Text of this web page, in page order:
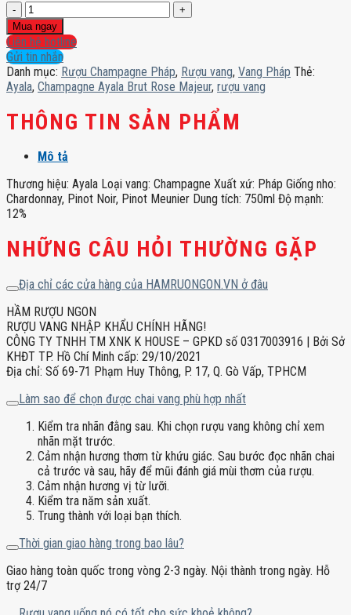
Champagne
Ayala
Brut
Rose
Majeur
số
lượng
Mua ngay
Liên hệ hotline
Gửi tin nhắn
Danh mục: Rượu Champagne Pháp, Rượu vang, Vang Pháp Thẻ:
Ayala, Champagne Ayala Brut Rose Majeur, rượu vang
THÔNG TIN SẢN PHẨM
Mô tả
Thương hiệu: Ayala Loại vang: Champagne Xuất xứ: Pháp Giống nho:
Chardonnay, Pinot Noir, Pinot Meunier Dung tích: 750ml Độ mạnh:
12%
NHỮNG CÂU HỎI THƯỜNG GẶP
Địa chỉ các cửa hàng của HAMRUONGON.VN ở đâu
HẦM RƯỢU NGON
RƯỢU VANG NHẬP KHẨU CHÍNH HÃNG!
CÔNG TY TNHH TM XNK K HOUSE – GPKD số 0317003916 | Bởi Sở
KHĐT TP. Hồ Chí Minh cấp: 29/10/2021
Địa chỉ: Số 69-71 Phạm Huy Thông, P. 17, Q. Gò Vấp, TPHCM
Làm sao để chọn được chai vang phù hợp nhất
Kiểm tra nhãn đằng sau. Khi chọn rượu vang không chỉ xem
nhãn mặt trước.
Cảm nhận hương thơm từ khứu giác. Sau bước đọc nhãn chai
cả trước và sau, hãy để mũi đánh giá mùi thơm của rượu.
Cảm nhận hương vị từ lưỡi.
Kiểm tra năm sản xuất.
Trung thành với loại bạn thích.
Thời gian giao hàng trong bao lâu?
Giao hàng toàn quốc trong vòng 2-3 ngày. Nội thành trong ngày. Hỗ
trợ 24/7